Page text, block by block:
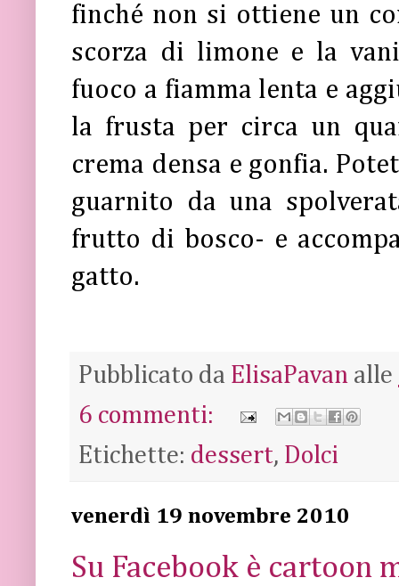
finché non si ottiene un
scorza di limone e la
fuoco a fiamma lenta e
la frusta per circa un
crema densa e gonfia.
guarnito da una
frutto di bosco- e
gatto.
Pubblicato da ElisaPavan alle
6 commenti:
Etichette: dessert, Dolci
venerdì 19 novembre 2010
Su Facebook è cartoon